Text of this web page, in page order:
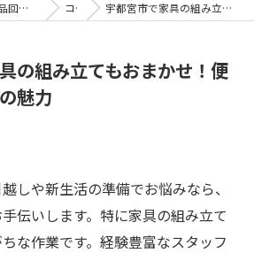
栃木県宇都宮の不用品回収・便利屋なら合同会社ライフサービス コラム 宇都宮市で家具の組み立てもおまかせ！便利屋サービスの魅力
の組み立てもおまかせ！便
魅力
しや新生活の準備でお悩みなら、
伝いします。特に家具の組み立て
な作業です。経験豊富なスタッフ